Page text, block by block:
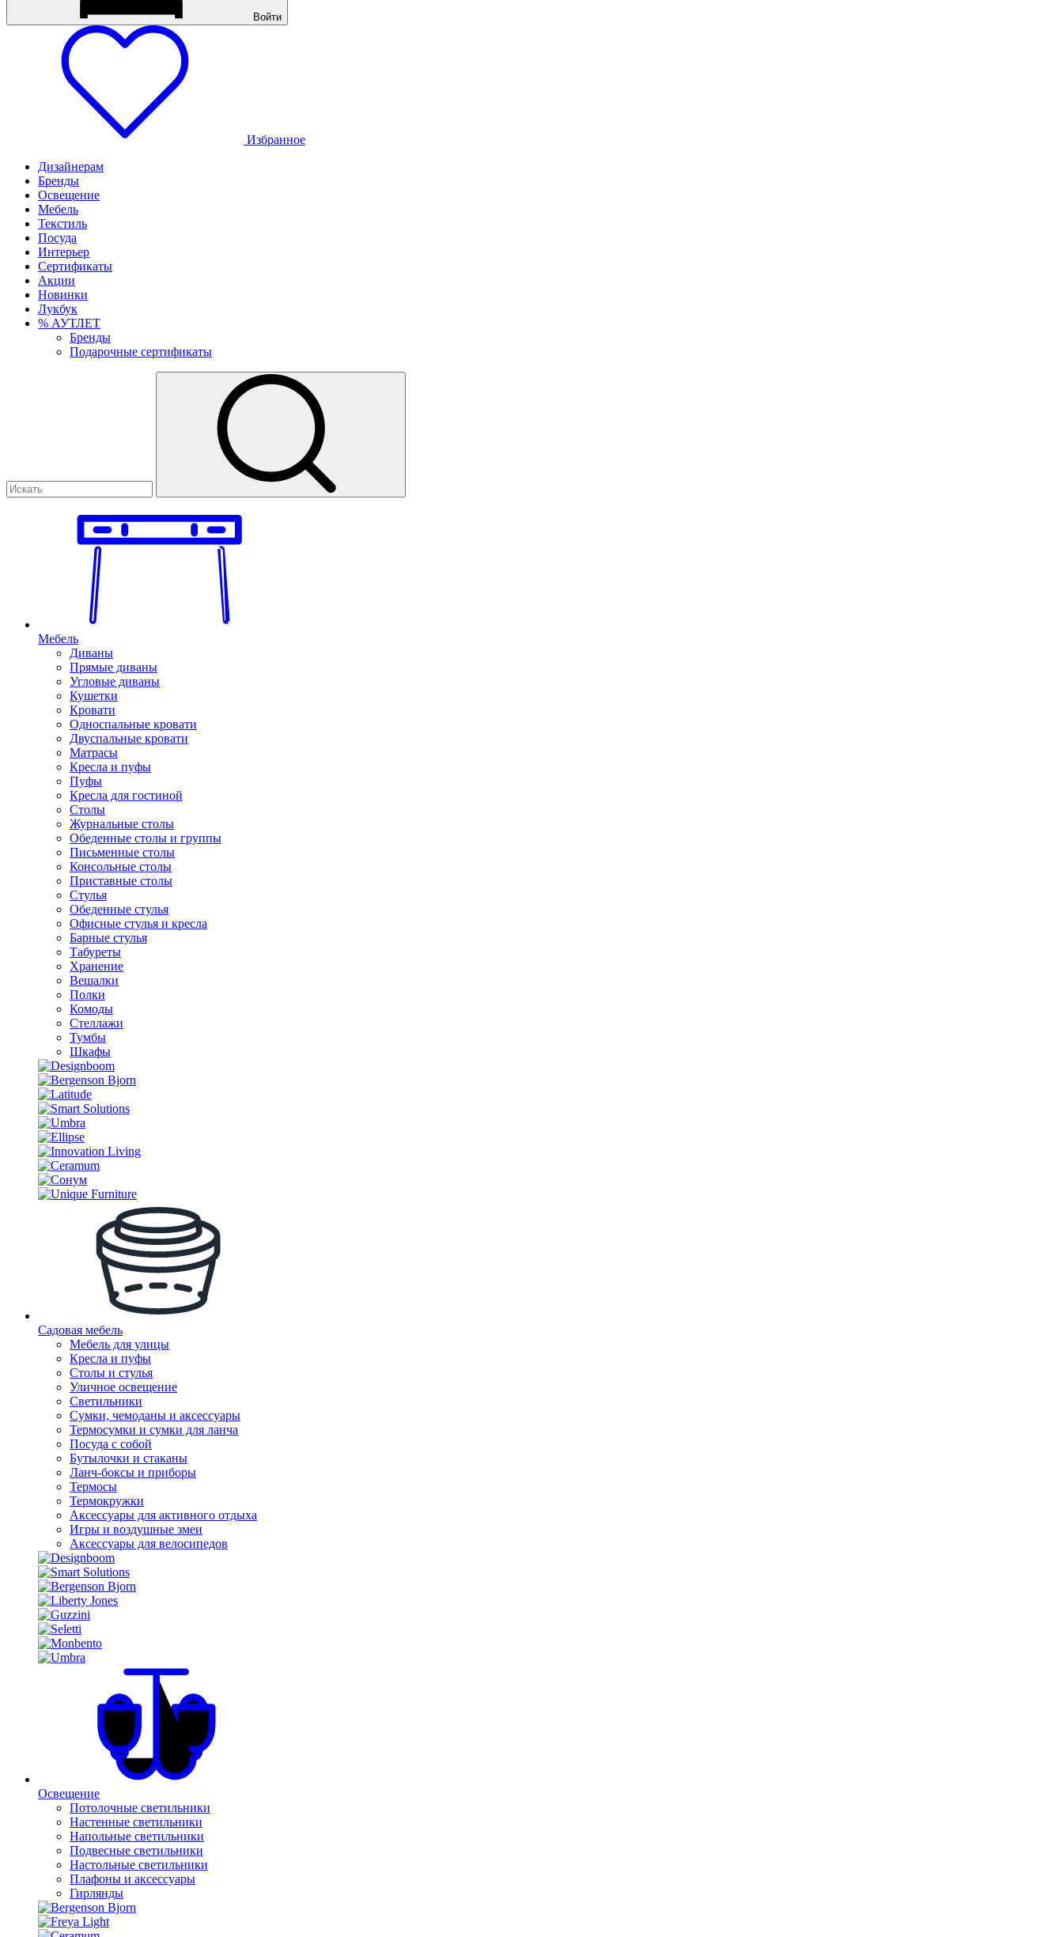
Войти
Избранное
Дизайнерам
Бренды
Освещение
Мебель
Текстиль
Посуда
Интерьер
Сертификаты
Акции
Новинки
Лукбук
% АУТЛЕТ
Бренды
Подарочные сертификаты
Мебель
Диваны
Прямые диваны
Угловые диваны
Кушетки
Кровати
Односпальные кровати
Двуспальные кровати
Матрасы
Кресла и пуфы
Пуфы
Кресла для гостиной
Столы
Журнальные столы
Обеденные столы и группы
Письменные столы
Консольные столы
Приставные столы
Стулья
Обеденные стулья
Офисные стулья и кресла
Барные стулья
Табуреты
Хранение
Вешалки
Полки
Комоды
Стеллажи
Тумбы
Шкафы
Садовая мебель
Мебель для улицы
Кресла и пуфы
Столы и стулья
Уличное освещение
Светильники
Сумки, чемоданы и аксессуары
Термосумки и сумки для ланча
Посуда с собой
Бутылочки и стаканы
Ланч-боксы и приборы
Термосы
Термокружки
Аксессуары для активного отдыха
Игры и воздушные змеи
Аксессуары для велосипедов
Освещение
Потолочные светильники
Настенные светильники
Напольные светильники
Подвесные светильники
Настольные светильники
Плафоны и аксессуары
Гирлянды